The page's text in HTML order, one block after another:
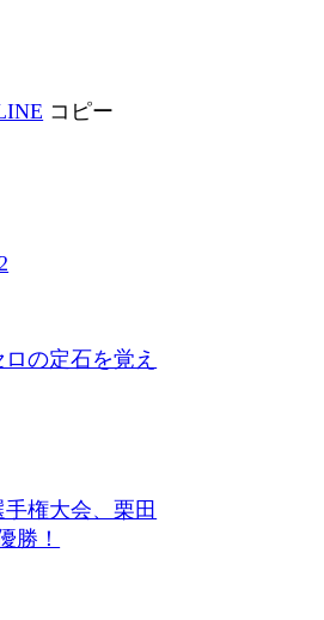
コピー
ロの定石を覚え
権大会、栗田
勝！